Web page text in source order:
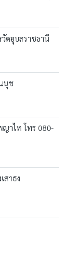
ดอุบลราชธานี
นุช
ญาไท โทร 080-
สาธง